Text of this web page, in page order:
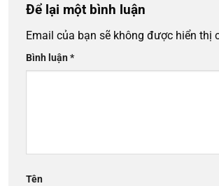
Để lại một bình luận
Email của bạn sẽ không được hiển thị
Bình luận*
Tên